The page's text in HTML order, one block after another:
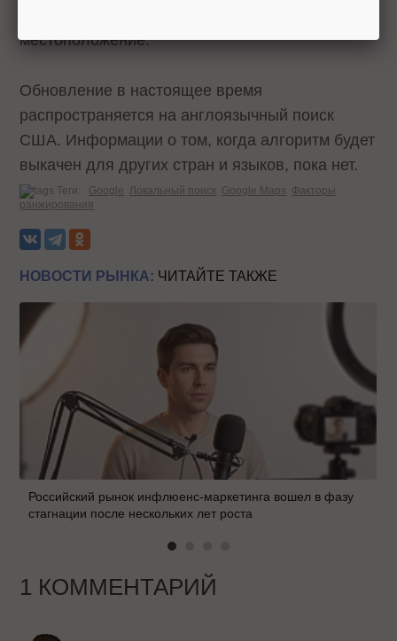
местоположение.
Обновление в настоящее время
распространяется на англоязычный поиск
США. Информации о том, когда алгоритм будет
выкачен для других стран и языков, пока нет.
Теги: Google Локальный поиск Google Maps
Факторы
ранжирования
НОВОСТИ РЫНКА: ЧИТАЙТЕ ТАКЖЕ
Российский рынок инфлюенс-маркетинга вошел в фазу
стагнации после нескольких лет роста
1 КОММЕНТАРИЙ